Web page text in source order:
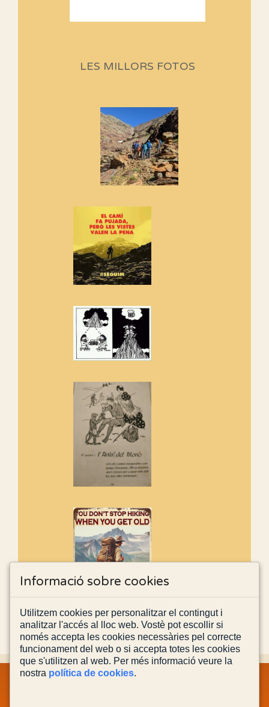
Si no podem caminar, alguna
cosa hem de fer...
Els Centpeus signen el
Manifest a favor dels Camins
adhereix-te al manifest!
Rebem un diploma dels
Amics de Sant Aniol d'Aguja
Els Centpeus estem implicats
de l'entorn de Sant Aniol
LES MILLORS FOTOS
Informació sobre cookies
Utilitzem cookies per personalitzar el contingut i
analitzar l'accés al lloc web. Vostè pot escollir si
només accepta les cookies necessàries pel correcte
funcionament del web o si accepta totes les cookies
que s'utilitzen al web. Per més informació veure la
nostra política de cookies.